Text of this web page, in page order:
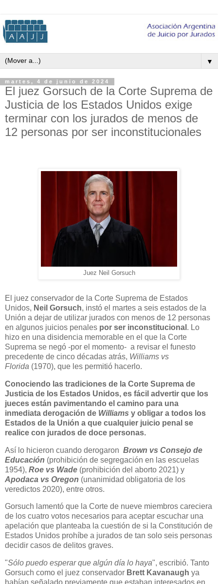
▼
martes, 4 de junio de 2024
El juez Gorsuch de la Corte Suprema de
Justicia de los Estados Unidos exige
terminar con los jurados de menos de
12 personas por ser inconstitucionales
Juez Neil Gorsuch
El juez conservador de la Corte Suprema de Estados
Unidos, Neil Gorsuch, instó el martes a seis estados de la
Unión a dejar de utilizar jurados con menos de 12 personas
en algunos juicios penales por ser inconstitucional . Lo
hizo en una disidencia memorable en el que la Corte
Suprema se negó -por el momento- a revisar el funesto
precedente de cinco décadas atrás, Williams vs
Florida (1970), que les permitió hacerlo.
Conociendo las tradiciones de la Corte Suprema de
Justicia de los Estados Unidos, es fácil advertir que los
jueces están pavimentando el camino para una
inmediata derogación de Williams y obligar a todos los
Estados de la Unión a que cualquier juicio penal se
realice con jurados de doce personas.
Así lo hicieron cuando derogaron Brown vs Consejo de
Educación (prohibición de segregación en las escuelas
1954), Roe vs Wade (prohibición del aborto 2021) y
Apodaca vs Oregon (unanimidad obligatoria de los
veredictos 2020), entre otros.
Gorsuch lamentó que la Corte de nueve miembros careciera
de los cuatro votos necesarios para aceptar escuchar una
apelación que planteaba la cuestión de si la Constitución de
Estados Unidos prohíbe a jurados de tan solo seis personas
decidir casos de delitos graves.
"Sólo puedo esperar que algún día lo haya", escribió. Tanto
Gorsuch como el juez conservador Brett Kavanaugh ya